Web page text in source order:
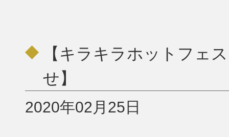
【キラキラホットフェ
せ】
2020年02月25日